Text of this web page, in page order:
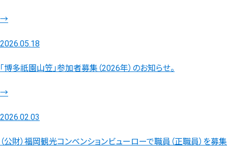
→
2026.05.18
「博多祇園山笠」参加者募集（2026年）のお知らせ。
→
2026.02.03
（公財）福岡観光コンベンションビューローで職員（正職員）を募集